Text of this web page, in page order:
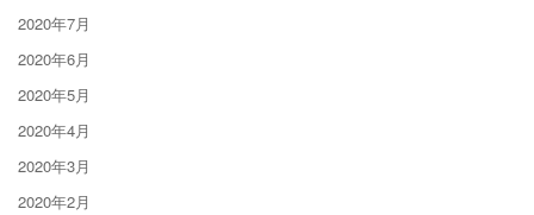
2020年7月
2020年6月
2020年5月
2020年4月
2020年3月
2020年2月